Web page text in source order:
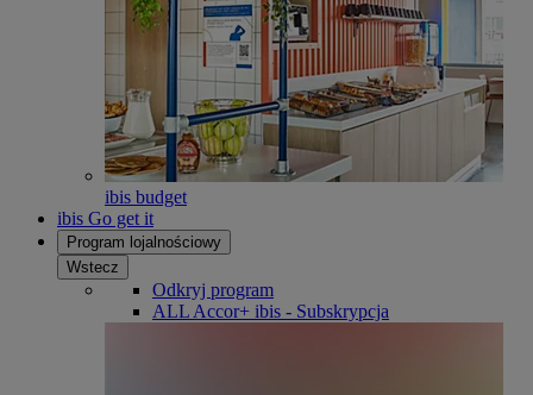
ibis budget
ibis Go get it
Program lojalnościowy
Wstecz
Odkryj program
ALL Accor+ ibis - Subskrypcja